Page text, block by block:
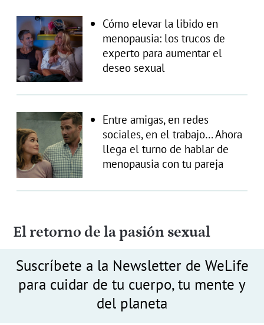
Cómo elevar la libido en
menopausia: los trucos de
experto para aumentar el
deseo sexual
Entre amigas, en redes
sociales, en el trabajo… Ahora
llega el turno de hablar de
menopausia con tu pareja
El retorno de la pasión sexual
Suscríbete a la Newsletter de WeLife
para cuidar de tu cuerpo, tu mente y
del planeta